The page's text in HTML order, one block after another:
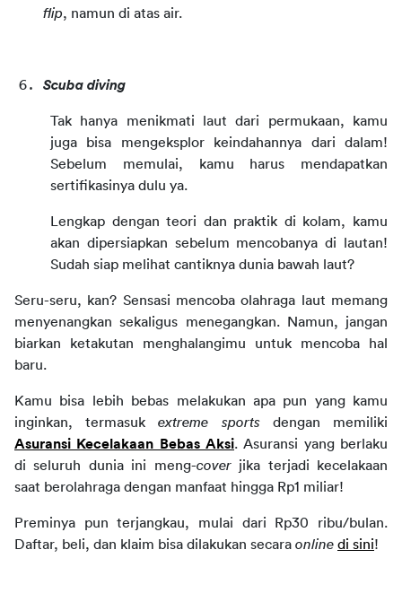
flip, namun di atas air.
Scuba diving
Tak hanya menikmati laut dari permukaan, kamu
juga bisa mengeksplor keindahannya dari dalam!
Sebelum memulai, kamu harus mendapatkan
sertifikasinya dulu ya.
Lengkap dengan teori dan praktik di kolam, kamu
akan dipersiapkan sebelum mencobanya di lautan!
Sudah siap melihat cantiknya dunia bawah laut?
Seru-seru, kan? Sensasi mencoba olahraga laut memang
menyenangkan sekaligus menegangkan. Namun, jangan
biarkan ketakutan menghalangimu untuk mencoba hal
baru.
Kamu bisa lebih bebas melakukan apa pun yang kamu
inginkan, termasuk extreme sports
Asuransi Kecelakaan Bebas Aksi. Asuransi yang berlaku
di seluruh dunia ini meng-cover jika terjadi kecelakaan
saat berolahraga dengan manfaat hingga Rp1 miliar!
Preminya pun terjangkau, mulai dari Rp30 ribu/bulan.
Daftar, beli, dan klaim bisa dilakukan secara online di sini!